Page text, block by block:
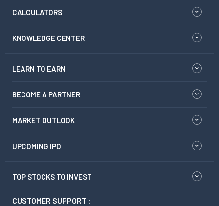
CALCULATORS
KNOWLEDGE CENTER
LEARN TO EARN
BECOME A PARTNER
MARKET OUTLOOK
UPCOMING IPO
TOP STOCKS TO INVEST
CUSTOMER SUPPORT :